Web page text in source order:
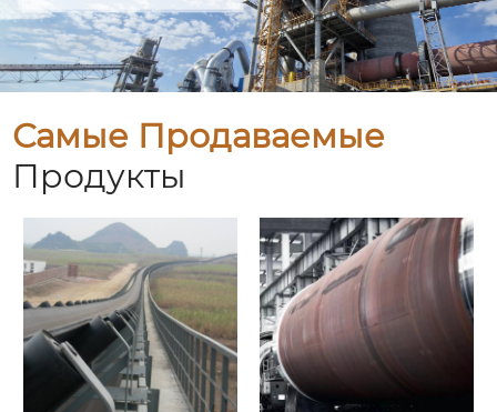
Самые Продаваемые
Продукты